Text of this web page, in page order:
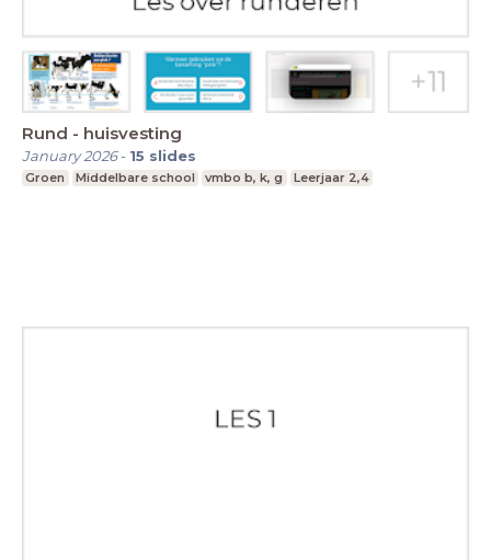
Rund - huisvesting
January 2026- 15 slides
Groen Middelbare school vmbo b, k, g Leerjaar 2,4